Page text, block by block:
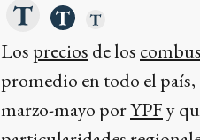
Los precios de los
promedio en todo el
marzo-mayo porYPFy